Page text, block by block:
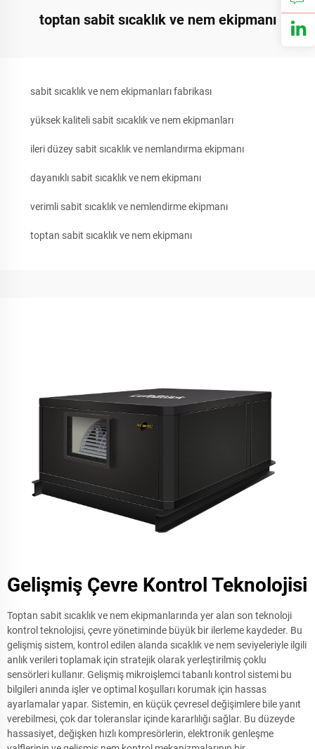
toptan sabit sıcaklık ve nem ekipmanı
sabit sıcaklık ve nem ekipmanları fabrikası
yüksek kaliteli sabit sıcaklık ve nem ekipmanları
ileri düzey sabit sıcaklık ve nemlandırma ekipmanı
dayanıklı sabit sıcaklık ve nem ekipmanı
verimli sabit sıcaklık ve nemlendirme ekipmanı
toptan sabit sıcaklık ve nem ekipmanı
Gelişmiş Çevre Kontrol Teknolojisi
Toptan sabit sıcaklık ve nem ekipmanlarında yer alan son teknoloji
kontrol teknolojisi, çevre yönetiminde büyük bir ilerleme kaydeder. Bu
gelişmiş sistem, kontrol edilen alanda sıcaklık ve nem seviyeleriyle ilgili
anlık verileri toplamak için stratejik olarak yerleştirilmiş çoklu
sensörleri kullanır. Gelişmiş mikroişlemci tabanlı kontrol sistemi bu
bilgileri anında işler ve optimal koşulları korumak için hassas
ayarlamalar yapar. Sistemin, en küçük çevresel değişimlere bile yanıt
verebilmesi, çok dar toleranslar içinde kararlılığı sağlar. Bu düzeyde
hassasiyet, değişken hızlı kompresörlerin, elektronik genleşme